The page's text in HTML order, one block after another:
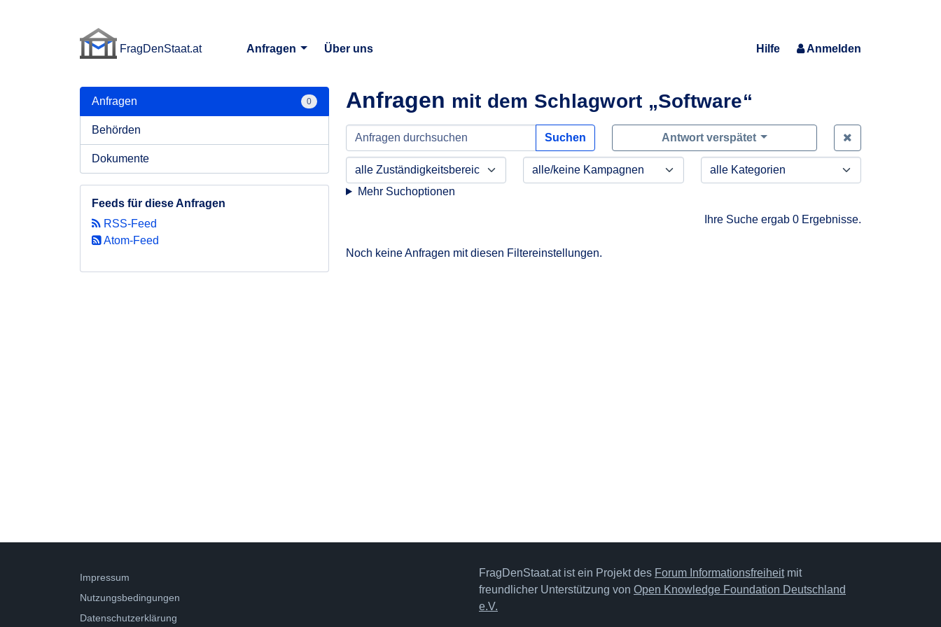
FragDenStaat.at
Anfragen
Über uns Hilfe Anmelden
Anfragen mit dem Schlagwort „Software“
Suchen Antwort verspätet
Mehr Suchoptionen
Ihre Suche ergab 0 Ergebnisse.
Noch keine Anfragen mit diesen Filtereinstellungen.
Anfragen 0
Behörden
Dokumente
Feeds für diese Anfragen
RSS-Feed
Atom-Feed
Impressum
Nutzungsbedingungen
Datenschutzerklärung
FragDenStaat.at ist ein Projekt des Forum Informationsfreiheitmit
freundlicher Unterstützung von Open Knowledge Foundation Deutschland
e.V.